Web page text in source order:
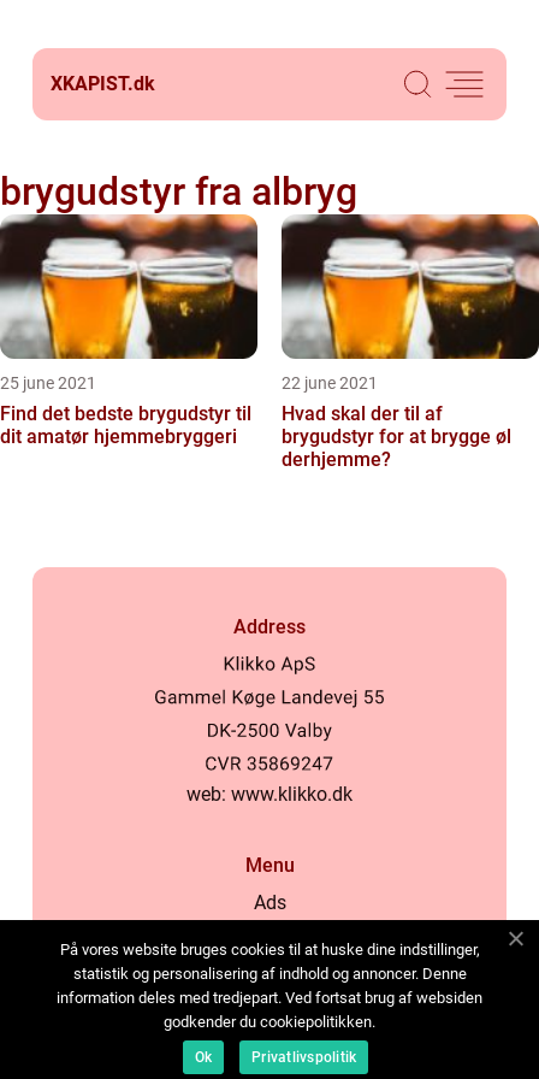
XKAPIST.dk
brygudstyr fra albryg
25 june 2021
Find det bedste brygudstyr til
dit amatør hjemmebryggeri
22 june 2021
Hvad skal der til af
brygudstyr for at brygge øl
derhjemme?
Address
web: www.klikko.dk
Menu
Ads
Cookies
Contact
Sitemap
På vores website bruges cookies til at huske dine indstillinger,
statistik og personalisering af indhold og annoncer. Denne
information deles med tredjepart. Ved fortsat brug af websiden
godkender du cookiepolitikken.
Ok Privatlivspolitik